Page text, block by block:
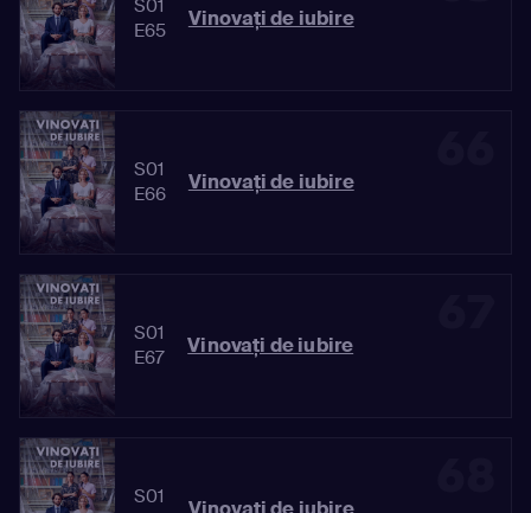
S01
E65
Vinovaţi de iubire
S01
E66
Vinovaţi de iubire
S01
E67
Vinovaţi de iubire
S01